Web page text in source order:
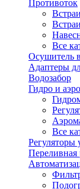
Противоток
Все
Осушитель
Адаптеры
Водозабор
Гидро и
Все
Регуляторы
Переливная